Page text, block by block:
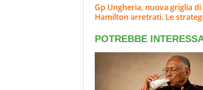
Gp Ungheria, nuova griglia
Hamilton arretrati. Le